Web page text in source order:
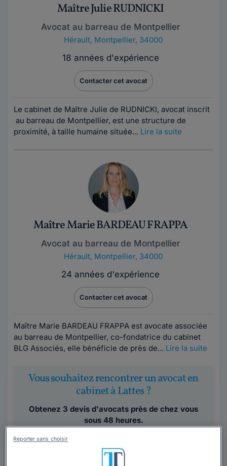
Maître Julie RUDNICKI
Avocat au barreau de Montpellier
Hérault, Montpellier, 34000
18 années d'expérience
Contacter cet avocat
Le cabinet de Maître Julie de RUDNICKI, avocat inscrit
au barreau de Montpellier, est une structure de
proximité, à taille humaine située... Lire la suite
Maître Marie BARDEAU FRAPPA
Avocat au barreau de Montpellier
Hérault, Montpellier, 34000
24 années d'expérience
Contacter cet avocat
Maître Marie BARDEAU FRAPPA est avocate associée
au barreau de Montpellier, co-fondatrice du cabinet
BLG Associés, elle bénéficie de près de... Lire la suite
Vous souhaitez rencontrer un avocat en
cabinet à Lattes ?
Obtenez 3 devis d'avocats près de chez vous
sous 48 heures.
Reporter sans choisir